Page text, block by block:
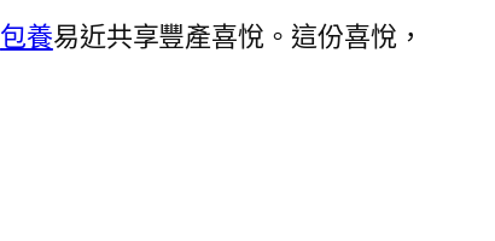
包養易近共享豐產喜悅。這份喜悅，